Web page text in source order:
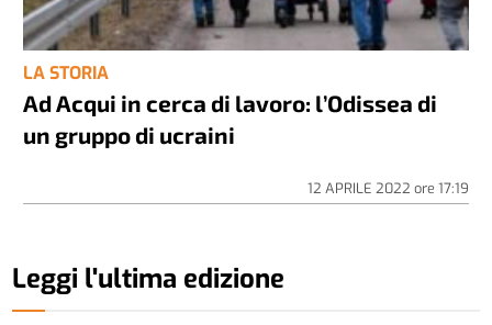
LA STORIA
Ad Acqui in cerca di lavoro: l’Odissea di
un gruppo di ucraini
12 APRILE 2022 ore 17:19
Leggi l'ultima edizione